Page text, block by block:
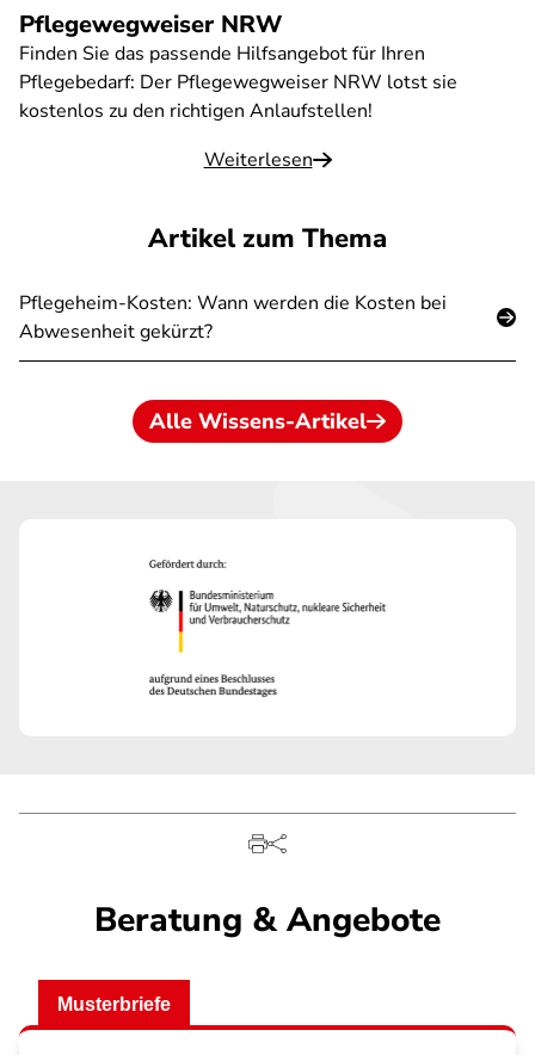
Pflegewegweiser NRW
Finden Sie das passende Hilfsangebot für Ihren
Pflegebedarf: Der Pflegewegweiser NRW lotst sie
kostenlos zu den richtigen Anlaufstellen!
Weiterlesen
Artikel zum Thema
Pflegeheim-Kosten: Wann werden die Kosten bei
Abwesenheit gekürzt?
Alle Wissens-Artikel
Beratung & Angebote
Musterbriefe